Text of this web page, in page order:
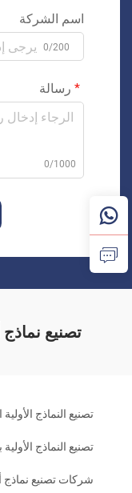
اسم الشركة
0/200
رسالة
0/1000
تصنيع نماذج
تصنيع النماذج
تصنيع النماذج
شركات تصنيع نماذج